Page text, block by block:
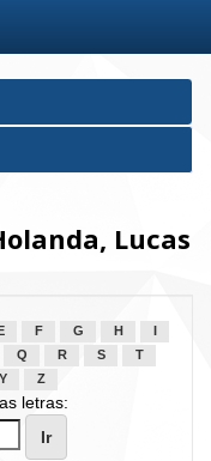
Lucas
E F G H
Q R S
T
Y Z
letras: